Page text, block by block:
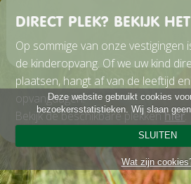
Deze website gebruikt cookies
bezoekersstatistieken. Wij slaan
SLUITEN
Wat zijn
DIRECT PLEK? BEKIJK
Op sommige van onze vestigingen
de kinderopvang. Of we uw kind
plaatsen, hangt af van de leeftijd
opvangdagen.
Bekijk de beschikbare plekkenhier.